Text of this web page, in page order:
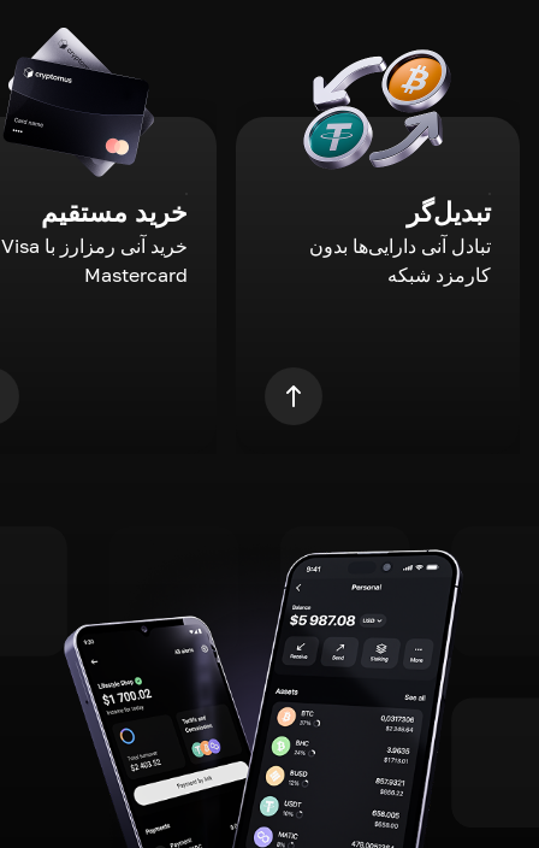
تبدیل‌گر
تبادل آنی دارایی‌ها بدون
کارمزد شبکه
خرید مستقیم
Mastercard